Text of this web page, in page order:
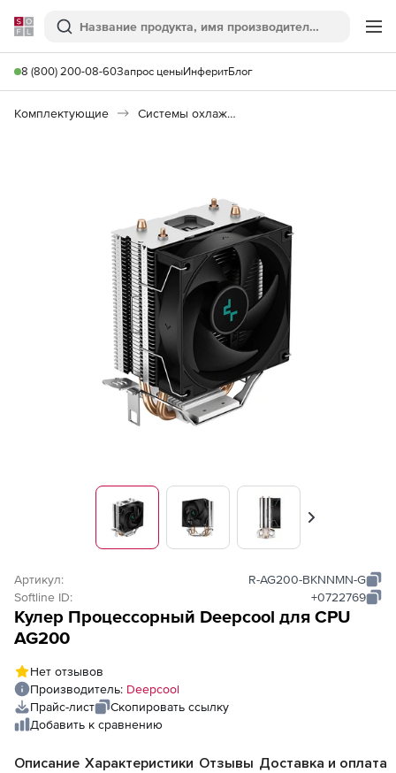
Softline
Поиск
8 (800) 200-08-60Запрос ценыИнферитБлог
Комплектующие Системы охлаждения
Вперед
Артикул:
R-AG200-BKNNMN-G
Softline ID:
+0722769
Кулер Процессорный Deepcool для CPU
AG200
Нет отзывов
Производитель: Deepcool
Прайс-лист
Скопировать ссылку
Добавить к сравнению
Описание Характеристики Отзывы Доставка и оплата